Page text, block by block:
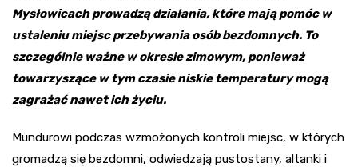
Mysłowicach prowadzą działania, które mają pomóc w
ustaleniu miejsc przebywania osób bezdomnych. To
szczególnie ważne w okresie zimowym, ponieważ
towarzyszące w tym czasie niskie temperatury mogą
zagrażać nawet ich życiu.
Mundurowi podczas wzmożonych kontroli miejsc, w których
gromadzą się bezdomni, odwiedzają pustostany, altanki i